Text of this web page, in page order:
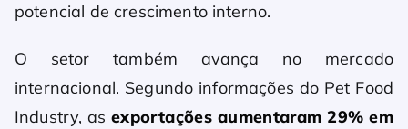
potencial de crescimento interno.
O setor também avança no mercado
internacional. Segundo informações do Pet Food
Industry, as exportações aumentaram 29% em